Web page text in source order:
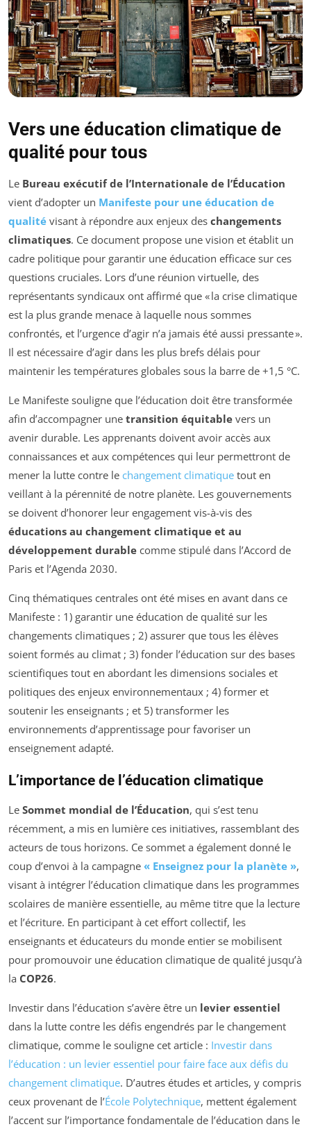
Vers une éducation climatique de
qualité pour tous
Le Bureau exécutif de l’Internationale de l’Éducation
vient d’adopter un Manifeste pour une éducation de
qualité visant à répondre aux enjeux des changements
climatiques. Ce document propose une vision et établit un
cadre politique pour garantir une éducation efficace sur ces
questions cruciales. Lors d’une réunion virtuelle, des
représentants syndicaux ont affirmé que « la crise climatique
est la plus grande menace à laquelle nous sommes
confrontés, et l’urgence d’agir n’a jamais été aussi pressante ».
Il est nécessaire d’agir dans les plus brefs délais pour
maintenir les températures globales sous la barre de +1,5 °C.
Le Manifeste souligne que l’éducation doit être transformée
afin d’accompagner une transition équitable vers un
avenir durable. Les apprenants doivent avoir accès aux
connaissances et aux compétences qui leur permettront de
mener la lutte contre le changement climatique tout en
veillant à la pérennité de notre planète. Les gouvernements
se doivent d’honorer leur engagement vis-à-vis des
éducations au changement climatique et au
développement durable comme stipulé dans l’Accord de
Paris et l’Agenda 2030.
Cinq thématiques centrales ont été mises en avant dans ce
Manifeste : 1) garantir une éducation de qualité sur les
changements climatiques ; 2) assurer que tous les élèves
soient formés au climat ; 3) fonder l’éducation sur des bases
scientifiques tout en abordant les dimensions sociales et
politiques des enjeux environnementaux ; 4) former et
soutenir les enseignants ; et 5) transformer les
environnements d’apprentissage pour favoriser un
enseignement adapté.
L’importance de l’éducation climatique
Le Sommet mondial de l’Éducation, qui s’est tenu
récemment, a mis en lumière ces initiatives, rassemblant des
acteurs de tous horizons. Ce sommet a également donné le
coup d’envoi à la campagne « Enseignez pour la planète »,
visant à intégrer l’éducation climatique dans les programmes
scolaires de manière essentielle, au même titre que la lecture
et l’écriture. En participant à cet effort collectif, les
enseignants et éducateurs du monde entier se mobilisent
pour promouvoir une éducation climatique de qualité jusqu’à
la COP26.
Investir dans l’éducation s’avère être un levier essentiel
dans la lutte contre les défis engendrés par le changement
climatique, comme le souligne cet article : Investir dans
l’éducation : un levier essentiel pour faire face aux défis du
changement climatique. D’autres études et articles, y compris
ceux provenant de l’École Polytechnique, mettent également
l’accent sur l’importance fondamentale de l’éducation dans le